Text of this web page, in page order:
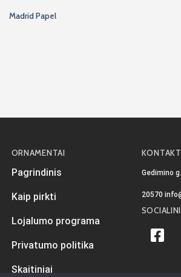
Madrid Papel
ORNAMENTAI
Pagrindinis
Kaip pirkti
Lojalumo programa
Privatumo politika
Skaitiniai
Gedimino
20570